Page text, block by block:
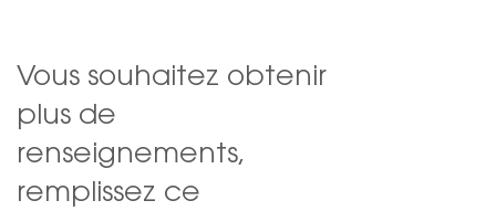
Vous souhaitez obtenir
plus de
renseignements,
remplissez ce